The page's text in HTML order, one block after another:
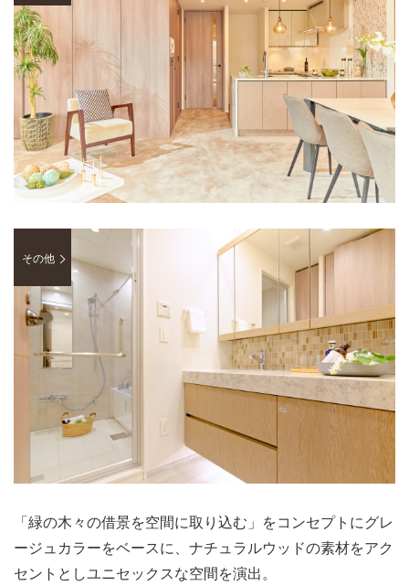
「緑の木々の借景を空間に取り込む」をコンセプトにグレ
ージュカラーをベースに、ナチュラルウッドの素材をアク
セントとしユニセックスな空間を演出。
その他